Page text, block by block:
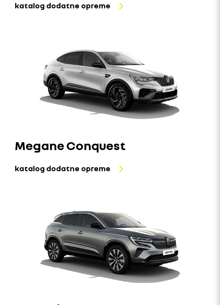
katalog dodatne opreme
Megane Conquest
katalog dodatne opreme